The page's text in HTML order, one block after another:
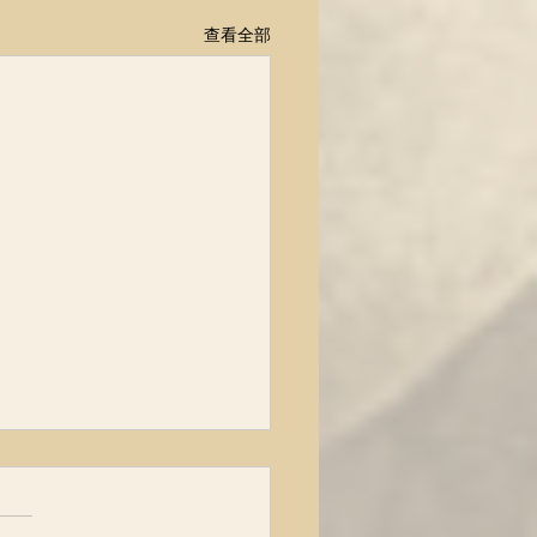
查看全部
士：肿瘤越来越高发，